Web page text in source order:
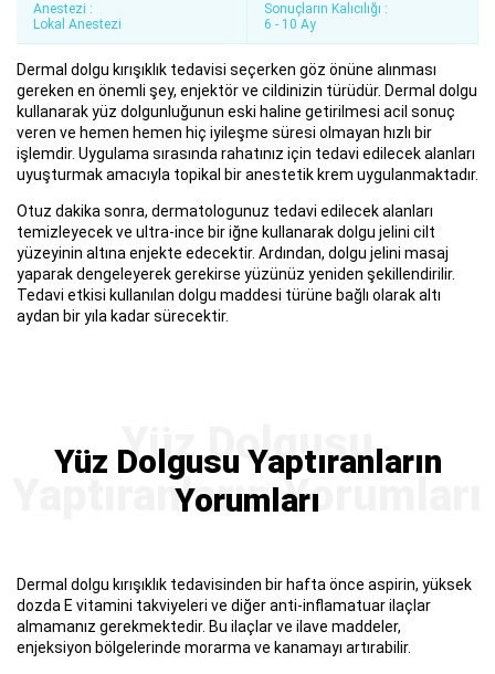
Anestezi :
Lokal Anestezi
Sonuçların Kalıcılığı :
6 - 10 Ay
Dermal dolgu kırışıklık tedavisi seçerken göz önüne alınması
gereken en önemli şey, enjektör ve cildinizin türüdür. Dermal dolgu
kullanarak yüz dolgunluğunun eski haline getirilmesi acil sonuç
veren ve hemen hemen hiç iyileşme süresi olmayan hızlı bir
işlemdir. Uygulama sırasında rahatınız için tedavi edilecek alanları
uyuşturmak amacıyla topikal bir anestetik krem uygulanmaktadır.
Otuz dakika sonra, dermatologunuz tedavi edilecek alanları
temizleyecek ve ultra-ince bir iğne kullanarak dolgu jelini cilt
yüzeyinin altına enjekte edecektir. Ardından, dolgu jelini masaj
yaparak dengeleyerek gerekirse yüzünüz yeniden şekillendirilir.
Tedavi etkisi kullanılan dolgu maddesi türüne bağlı olarak altı
aydan bir yıla kadar sürecektir.
Yüz Dolgusu Yaptıranların
Yorumları
Dermal dolgu kırışıklık tedavisinden bir hafta önce aspirin, yüksek
dozda E vitamini takviyeleri ve diğer anti-inflamatuar ilaçlar
almamanız gerekmektedir. Bu ilaçlar ve ilave maddeler,
enjeksiyon bölgelerinde morarma ve kanamayı artırabilir.